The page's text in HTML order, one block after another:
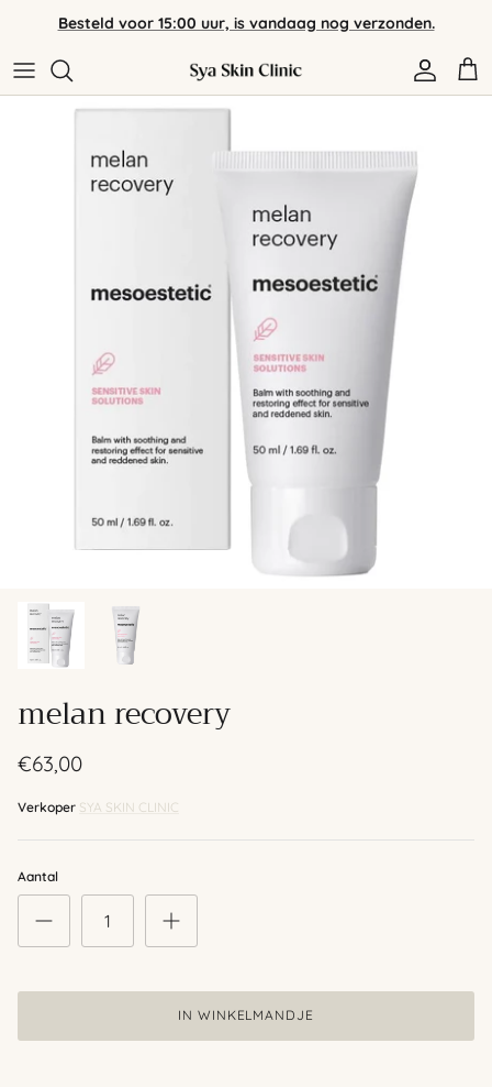
content
Besteld voor 15:00 uur, is vandaag nog verzonden.
Assortiment
Huidverzorging
Verzending & Retour
Veelgestelde vragen
Privacybeleid
melan recovery
€63,00
Verkoper SYA SKIN CLINIC
Aantal
IN WINKELMANDJE